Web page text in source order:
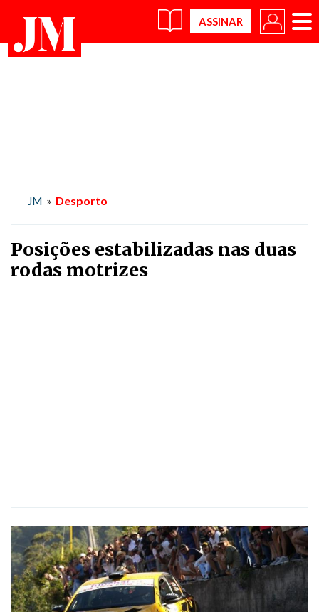
×
JM » Desporto
Posições estabilizadas nas duas
rodas motrizes